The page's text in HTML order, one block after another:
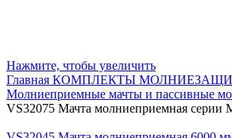
Нажмите, чтобы увеличить
Главная КОМПЛЕКТЫ
Молниеприемные мачты и пассивные
VS32075 Мачта молниеприемная